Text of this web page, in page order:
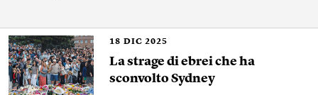
18 DIC 2025
La strage di ebrei che ha
sconvolto Sydney